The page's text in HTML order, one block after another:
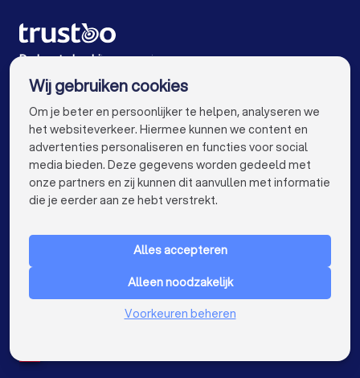
Isolatiebedrijven in Barchem
Isolatiebedrijven in Amsterdam
Isolatiebedrijven in Rotterdam
Isolatiebedrijven in Den Haag
Isolatiebedrijven in Utrecht
Isolatiebedrijven in Tilburg
Isolatiebedrijven in Groningen
Isolatiebedrijven in Almere
De beste bedrijven voor jou
VOOR PARTICULIEREN keyboard_arrow_down
Nederland
Wij gebruiken cookies
Om je beter en persoonlijker te helpen, analyseren we
het websiteverkeer. Hiermee kunnen we content en
advertenties personaliseren en functies voor social
media bieden. Deze gegevens worden gedeeld met
onze partners en zij kunnen dit aanvullen met informatie
die je eerder aan ze hebt verstrekt.
Alles accepteren
Alleen noodzakelijk
Voorkeuren beheren